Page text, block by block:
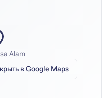
Alam
в Google Maps